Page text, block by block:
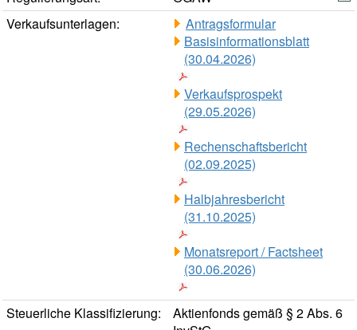
Verkaufsunterlagen:
Antragsformular
Basisinformationsblatt
(30.04.2026)
Verkaufsprospekt
(29.05.2026)
Rechenschaftsbericht
(02.09.2025)
Halbjahresbericht
(31.10.2025)
Monatsreport / Factsheet
(30.06.2026)
Steuerliche Klassifizierung:
Aktienfonds gemäß § 2 Abs. 6